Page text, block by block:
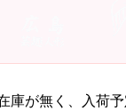
庫が無く、入荷予